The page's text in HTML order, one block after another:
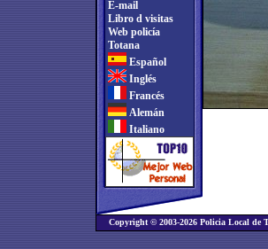
E-mail
Libro d visitas
Web policía
Totana
Español
Inglés
Francés
Alemán
Italiano
Copyright © 2003-2026 Policia Local de